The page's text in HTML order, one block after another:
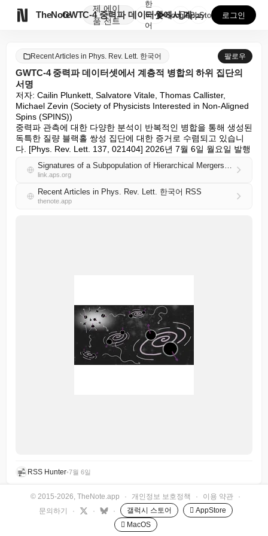
TheNote
제
품
에이
전트
GWTC-4 중력파 데이터셋에서 계층적 병합의 하위 집...
한
국
어
GooglePlay
AppStore 로그인
Recent Articles in Phys. Rev. Lett. 한국어 팔로우
GWTC-4 중력파 데이터셋에서 계층적 병합의 하위 집단의
서명
저자: Cailin Plunkett, Salvatore Vitale, Thomas Callister,
Michael Zevin (Society of Physicists Interested in Non-Aligned
Spins (SPINS))
중력파 관측에 대한 다양한 분석이 반복적인 병합을 통해 생성된
독특한 질량 블랙홀 쌍성 집단에 대한 증거로 수렴되고 있습니
다. [Phys. Rev. Lett. 137, 021404] 2026년 7월 6일 월요일 발행
Signatures of a Subpopulation of Hierarchical Mergers in the GWTC-4 Gravitational-Wave Dataset
link.aps.org
Recent Articles in Phys. Rev. Lett. 한국어 RSS
thenote.app
RSS Hunter•7월 6일
© 2015-2026, TheNote.app · 개인정보 보호정책 · 이용 약관
·
문의하기
· · · 갤럭시 스토어
 AppStore
 MacOS